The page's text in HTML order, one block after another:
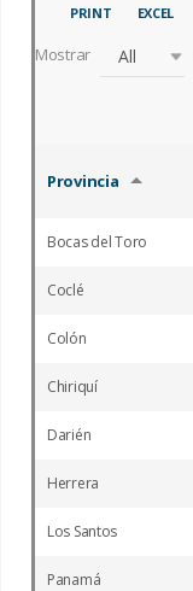
PRINT EXCEL
Mostrar All
Provincia
Bocas del Toro
Coclé
Colón
Chiriquí
Darién
Herrera
Los Santos
Panamá